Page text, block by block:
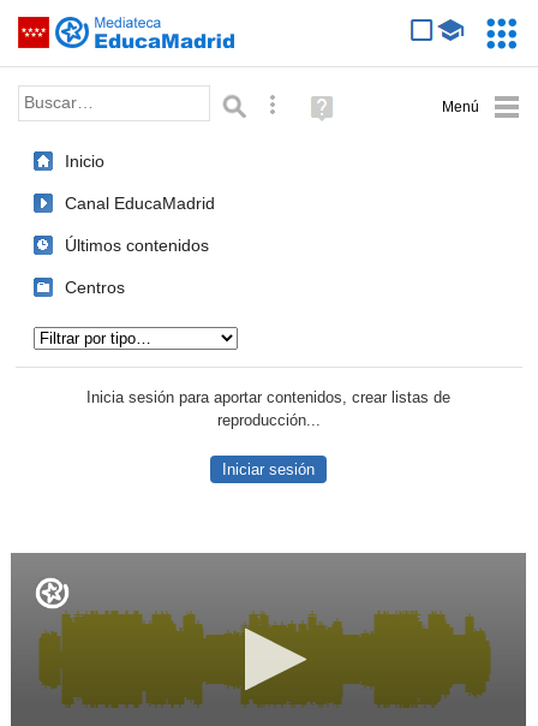
Saltar navegación
Palabra o frase: Búsqueda avanzada
Ayuda
(en
Inicio
Canal EducaMadrid
Últimos contenidos
Centros
Inicia sesión para aportar contenidos, crear listas de
reproducción...
Iniciar sesión